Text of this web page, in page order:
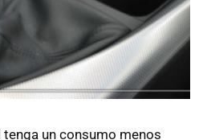
tenga un consumo menos